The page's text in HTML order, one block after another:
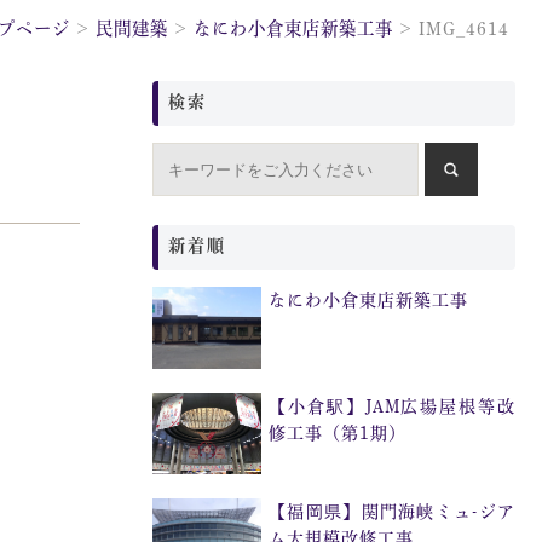
ページ 民間建築 なにわ小倉東店新築工事 IMG_4614
検索
新着順
なにわ小倉東店新築工事
【小倉駅】JAM広場屋根等改
修工事（第1期）
【福岡県】関門海峡ミュ-ジア
ム大規模改修工事